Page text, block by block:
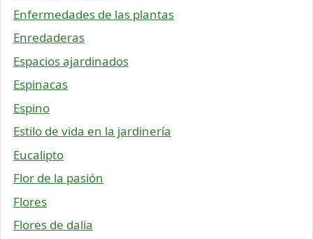
Enfermedades de las plantas
Enredaderas
Espacios ajardinados
Espinacas
Espino
Estilo de vida en la jardinería
Eucalipto
Flor de la pasión
Flores
Flores de dalia